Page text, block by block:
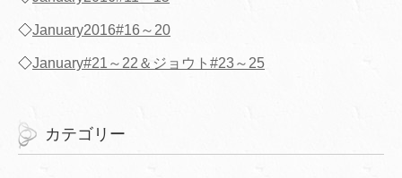
◇January2016#16～20
◇January#21～22＆ジョウト#23～25
カテゴリー